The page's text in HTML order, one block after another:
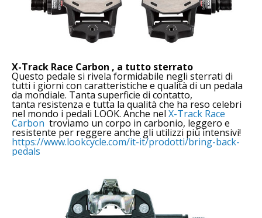
X-Track Race Carbon , a tutto sterrato
Questo pedale si rivela formidabile negli sterrati di
tutti i giorni con caratteristiche e qualità di un pedala
da mondiale. Tanta superficie di contatto,
tanta resistenza e tutta la qualità che ha reso celebri
nel mondo i pedali LOOK. Anche nel X-Track Race
Carbon troviamo un corpo in carbonio, leggero e
resistente per reggere anche gli utilizzi più intensivi!
https://www.lookcycle.com/it-it/prodotti/bring-back-
pedals